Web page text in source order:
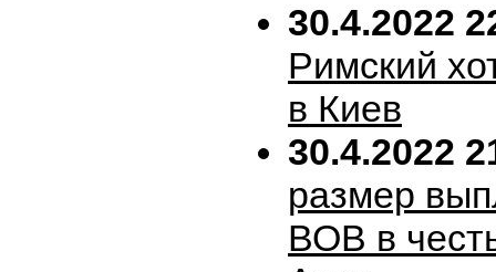
30.4.2022
Римский
в Киев
30.4.2022
размер
ВОВ в